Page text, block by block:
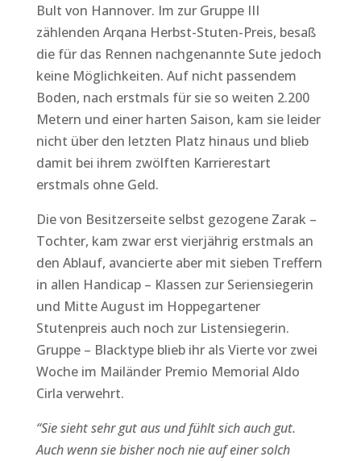
Bult von Hannover. Im zur Gruppe III
zählenden Arqana Herbst-Stuten-Preis, besaß
die für das Rennen nachgenannte Sute jedoch
keine Möglichkeiten. Auf nicht passendem
Boden, nach erstmals für sie so weiten 2.200
Metern und einer harten Saison, kam sie leider
nicht über den letzten Platz hinaus und blieb
damit bei ihrem zwölften Karrierestart
erstmals ohne Geld.
Die von Besitzerseite selbst gezogene Zarak –
Tochter, kam zwar erst vierjährig erstmals an
den Ablauf, avancierte aber mit sieben Treffern
in allen Handicap – Klassen zur Seriensiegerin
und Mitte August im Hoppegartener
Stutenpreis auch noch zur Listensiegerin.
Gruppe – Blacktype blieb ihr als Vierte vor zwei
Woche im Mailänder Premio Memorial Aldo
Cirla verwehrt.
“Sie sieht sehr gut aus und fühlt sich auch gut.
Auch wenn sie bisher noch nie auf einer solch